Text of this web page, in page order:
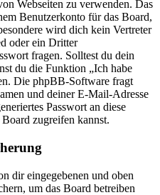
Webseiten zu verwenden. Das
Benutzerkonto für das Board,
wird dich kein Vertreter
oder ein Dritter
fragen. Solltest du dein
du die Funktion „Ich habe
Die phpBB-Software fragt
und deiner E-Mail-Adresse
Passwort an diese
zugreifen kannst.
dir eingegebenen und oben
um das Board betreiben